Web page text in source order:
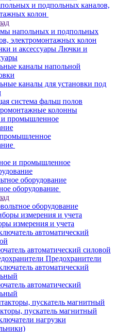
и подпольных каналов,
колон
напольных и подпольных
электромонтажных колон
Лючки и
каналы напольной
каналы для установки под
система фальш полов
колонны
и промышленное
оборудование
оборудование
измерения и учета
автоматический силовой
Предохранители
автоматический
пускатель магнитный